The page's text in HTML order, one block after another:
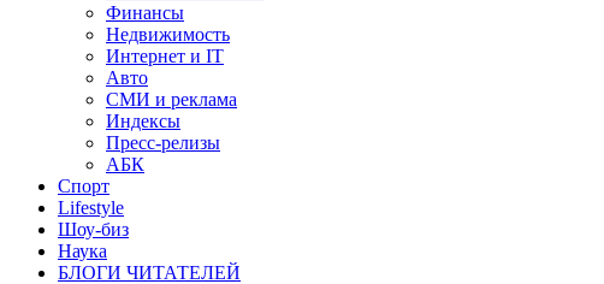
Финансы
Недвижимость
Интернет и IT
Авто
СМИ и реклама
Индексы
Пресс-релизы
АБК
Спорт
Lifestyle
Шоу-биз
Наука
БЛОГИ ЧИТАТЕЛЕЙ